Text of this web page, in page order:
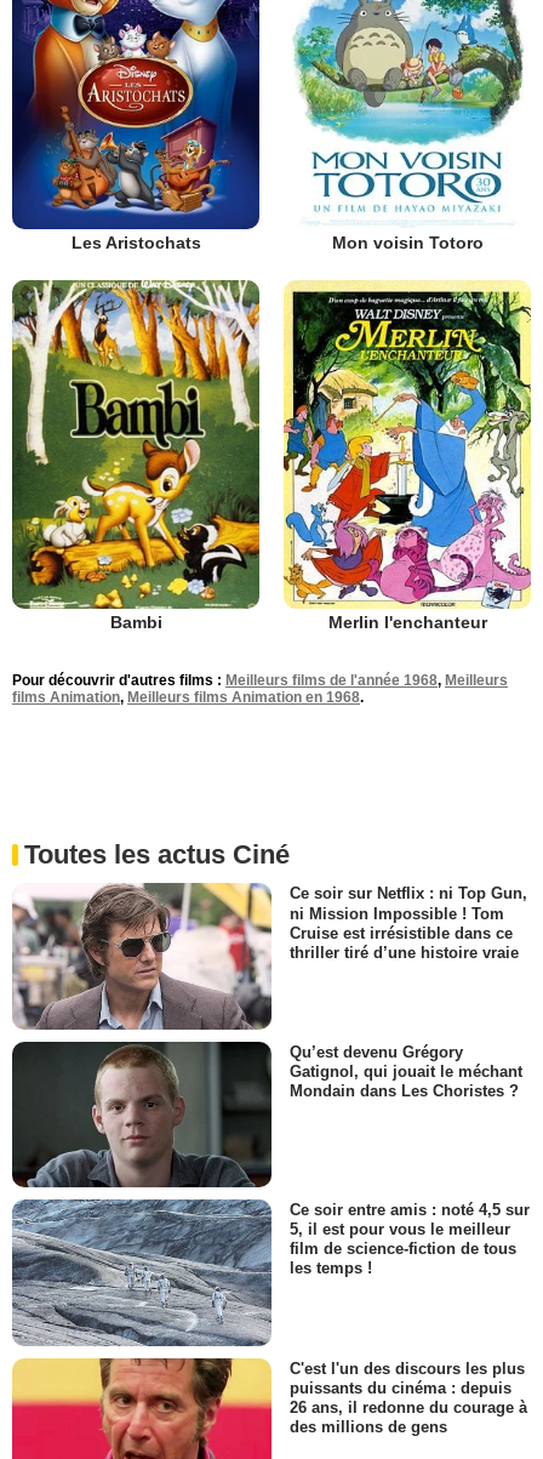
Les Aristochats Mon voisin Totoro
Bambi Merlin l'enchanteur
Pour découvrir d'autres films : Meilleurs films de l'année 1968, Meilleurs
films Animation, Meilleurs films Animation en 1968.
Toutes les actus Ciné
Ce soir sur Netflix : ni Top Gun,
ni Mission Impossible ! Tom
Cruise est irrésistible dans ce
thriller tiré d’une histoire vraie
Qu’est devenu Grégory
Gatignol, qui jouait le méchant
Mondain dans Les Choristes ?
Ce soir entre amis : noté 4,5 sur
5, il est pour vous le meilleur
film de science-fiction de tous
les temps !
C'est l'un des discours les plus
puissants du cinéma : depuis
26 ans, il redonne du courage à
des millions de gens